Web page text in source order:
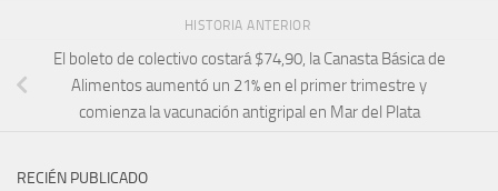
HISTORIA ANTERIOR
El boleto de colectivo costará $74,90, la Canasta Básica de
Alimentos aumentó un 21% en el primer trimestre y
comienza la vacunación antigripal en Mar del Plata
RECIÉN PUBLICADO